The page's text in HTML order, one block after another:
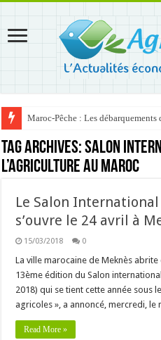
Maroc-Pêche : Les
Tag Archives:Salon
l’Agriculture au Maroc
Le Salon
s’ouvre le 24 avril à
15/03/2018 0
La ville marocaine de Meknès
13ème édition du Salon
2018) qui se tient cette année sous
agricoles », a annoncé, mercredi,
Read More »